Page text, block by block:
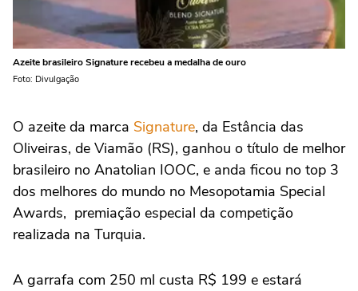
Azeite brasileiro Signature recebeu a medalha de ouro
Foto: Divulgação
O azeite da marca Signature, da Estância das
Oliveiras, de Viamão (RS), ganhou o título de melhor
brasileiro no Anatolian IOOC, e anda ficou no top 3
dos melhores do mundo no Mesopotamia Special
Awards, premiação especial da competição
realizada na Turquia.
A garrafa com 250 ml custa R$ 199 e estará